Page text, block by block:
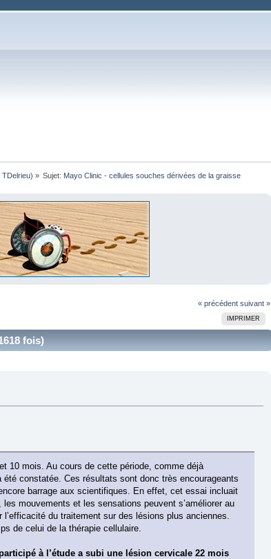
TDelrieu) » Sujet: Mayo Clinic - cellules souches dérivées de la graisse
« précédent suivant »
IMPRIMER
fois)
10 mois. Au cours de cette période, comme déjà
constatée. Ces résultats sont donc très encourageants
barrage aux scientifiques. En effet, cet essai incluait
mouvements et les sensations peuvent s’améliorer au
du traitement sur des lésions plus anciennes.
de celui de la thérapie cellulaire.
à l’étude a subi une lésion cervicale 22 mois